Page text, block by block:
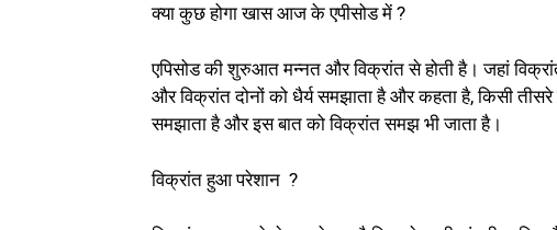
क्या कुछ होगा खास आज के एपीसोड में ?
एपिसोड की शुरुआत मन्नत और विक्रांत से होती है। जहां
और विक्रांत दोनों को धैर्य समझाता है और कहता है, किसी
समझाता है और इस बात को विक्रांत समझ भी जाता है।
विक्रांत हुआ परेशान ?